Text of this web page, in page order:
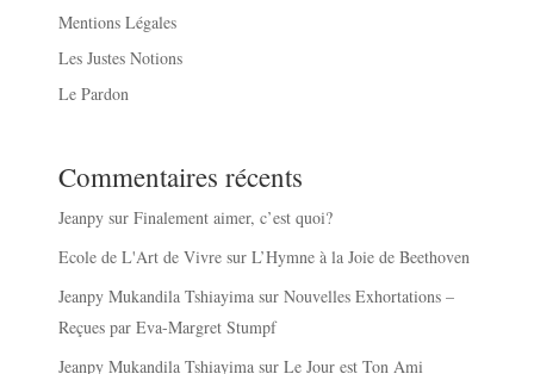
Mentions Légales
Les Justes Notions
Le Pardon
Commentaires récents
Jeanpy surFinalement aimer, c’est quoi?
Ecole de L'Art de Vivre surL’Hymne à la Joie de Beethoven
Jeanpy Mukandila Tshiayima surNouvelles Exhortations –
Reçues par Eva-Margret Stumpf
Jeanpy Mukandila Tshiayima surLe Jour est Ton Ami